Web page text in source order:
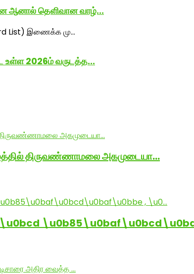
ஆனால் தெளிவான வாழ்...
உள்ள 2026ம் வருடத்த...
திருவண்ணாமலை அகமுடையா…